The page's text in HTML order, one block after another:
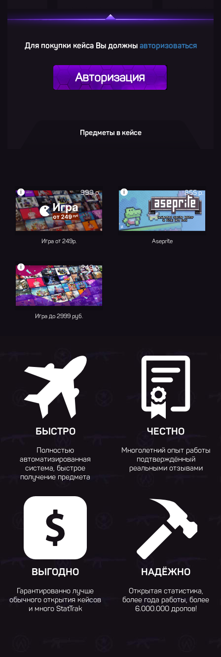
Для покупки кейса Вы должны авторизоваться
Авторизация
Предметы в кейсе
999 р.
i
Игра от 249р.
855 р.
i
Aseprite
249 р.
i
Игра до 2999 руб.
БЫСТРО
Полностью
автоматизированная
система, быстрое
получение предмета
ЧЕСТНО
Многолетний опыт работы
подтверждённый
реальными отзывами
ВЫГОДНО
Гарантированно лучше
обычного открытия кейсов
и много StatTrak
НАДЁЖНО
Открытая статистика,
более года работы, более
6.000.000 дропов!